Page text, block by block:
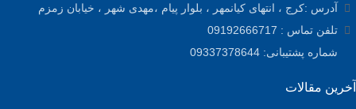
آدرس :کرج ، انتهای کیانمهر ، بلوار پیام ،مهدی شهر ، خیابان زمزم
تلفن تماس : 09192666717
شماره پشتیبانی: 09337378644
آخرین مقالات